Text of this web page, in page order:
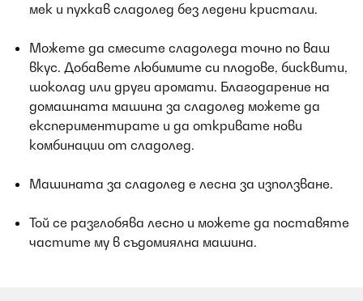
мек и пухкав сладолед без ледени кристали.
Можете да смесите сладоледа точно по ваш
вкус. Добавете любимите си плодове, бисквити,
шоколад или други аромати. Благодарение на
домашната машина за сладолед можете да
експериментирате и да откривате нови
комбинации от сладолед.
Машината за сладолед е лесна за използване.
Той се разглобява лесно и можете да поставяте
частите му в съдомиялна машина.